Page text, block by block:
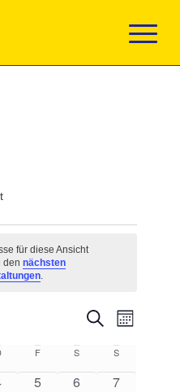
für diese Ansicht
den nächsten
.
Suche
Ansichten,
Navigation
Suche
Monat
DONNERSTAG
F FREITAG
S SAMSTAG
S
0
5
0
6
0
7